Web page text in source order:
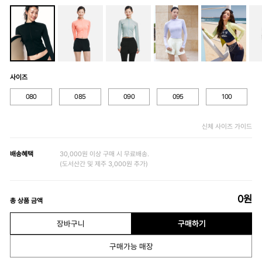
사이즈
080 085 090 095 100
신체 사이즈 가이드
배송혜택
30,000원 이상 구매 시 무료배송.
(도서산간 및 제주 3,000원 추가)
총 상품 금액 0원
장바구니 구매하기
구매가능 매장